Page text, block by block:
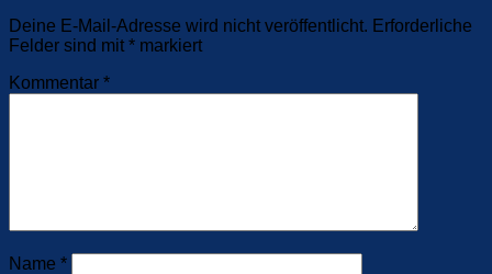
Deine E-Mail-Adresse wird nicht veröffentlicht. Erforderliche
Felder sind mit * markiert
Kommentar *
Name *